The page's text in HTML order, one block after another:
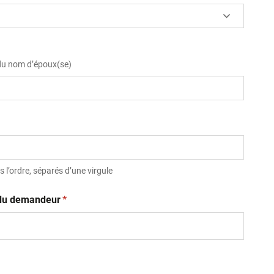
nom d’époux(se)
séparés d’une virgule
demandeur(obligatoire)
*